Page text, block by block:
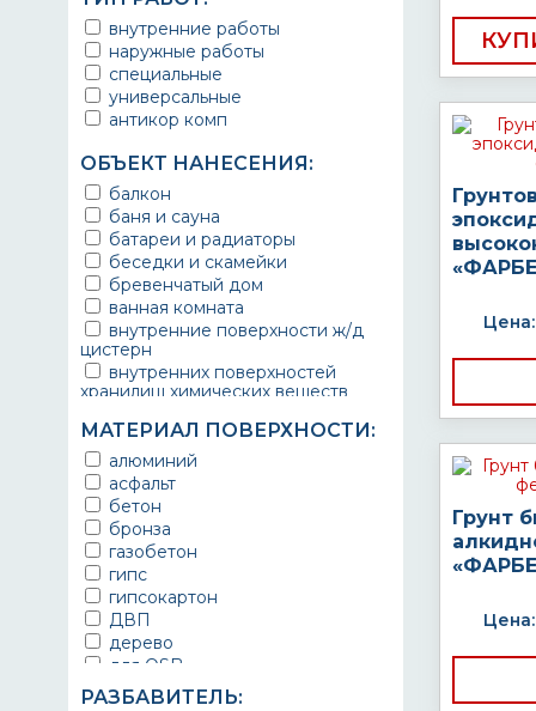
Краска
Покрытие
грунт эмаль
защитное покрытие
внутренние работы
наружные работы
специальные
универсальные
антикор комп
ОБЪЕКТ НАНЕСЕНИЯ:
балкон
баня и сауна
батареи и радиаторы
беседки и скамейки
бревенчатый дом
ванная комната
внутренние поверхности ж/д
цистерн
внутренних поверхностей
хранилищ химических веществ
ворота
выхлопные системы
автомобилей
газопроводы
гараж
гидротехнические сооружения
городской транспорт
грузовые вагоны
двери металлические
детали двигателей
детали машин
для автомобилей
МАТЕРИАЛ ПОВЕРХНОСТИ:
алюминий
асфальт
бетон
бронза
газобетон
гипс
гипсокартон
ДВП
дерево
для OSB
для бетона
РАЗБАВИТЕЛЬ:
Цена:
Грунт
Цена: